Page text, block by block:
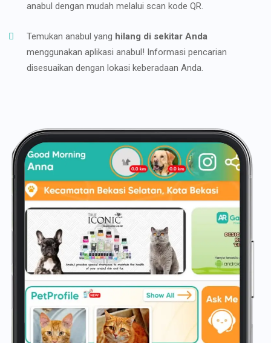
anabul dengan mudah melalui scan kode QR.
Temukan anabul yang hilang di sekitar Anda
menggunakan aplikasi anabul! Informasi pencarian
disesuaikan dengan lokasi keberadaan Anda.